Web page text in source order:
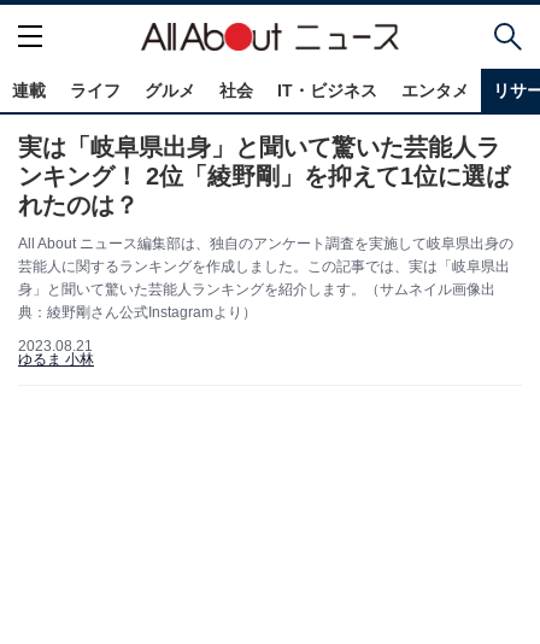
連載 ライフ グルメ 社会 IT・ビジネス エンタメ リサ
実は「岐阜県出身」と聞いて驚いた芸能人ラ
ンキング！ 2位「綾野剛」を抑えて1位に選ば
れたのは？
All About ニュース編集部は、独自のアンケート調査を実施して岐阜県出身の
芸能人に関するランキングを作成しました。この記事では、実は「岐阜県出
身」と聞いて驚いた芸能人ランキングを紹介します。（サムネイル画像出
典：綾野剛さん公式Instagramより）
2023.08.21
ゆるま 小林